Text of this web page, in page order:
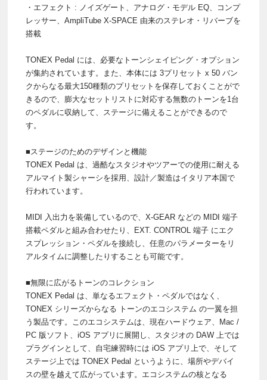
・エフェクト : ノイズゲート、アナログ・モデル EQ、コンプ
レッサー、AmpliTube X-SPACE 由来のステレオ・リバーブを
搭載
TONEX Pedal には、必要なトーンシェイピング・オプション
が集約されています。また、本体には 3プリセット x 50 バン
クからなる最大150種類のプリセットを保存しておくことがで
きるので、膨大なセットリストに対応する無数のトーンを1台
のペダルに収納して、ステージに備えることができるので
す。
■ステージのためのデザインと機能
TONEX Pedal は、過酷なスタジオやツアーでの使用に耐える
アルマイト製シャーシを採用、設計／製造はイタリア本国で
行われています。
MIDI 入出力を装備しているので、X-GEAR などの MIDI 端子
搭載ペダルと組み合わせたり、EXT. CONTROL 端子 にエク
スプレッション・ペダルを接続し、任意のパラメーターをリ
アルタイムに調整したりすることも可能です。
■無限に広がるトーンのコレクション
TONEX Pedal は、単なるエフェクト・ペダルではなく、
TONEX シリーズからなる トーンのエコシステム の一翼を担
う製品です。このエコシステムは、現在ハードウェア、Mac /
PC 版ソフト、iOS アプリに展開し、スタジオの DAW 上では
プラグインとして、自宅練習時には iOS アプリ上で、そして
ステージ上では TONEX Pedal というように、場所やデバイ
スの壁を越えて広がっています。エコシステムの核となる